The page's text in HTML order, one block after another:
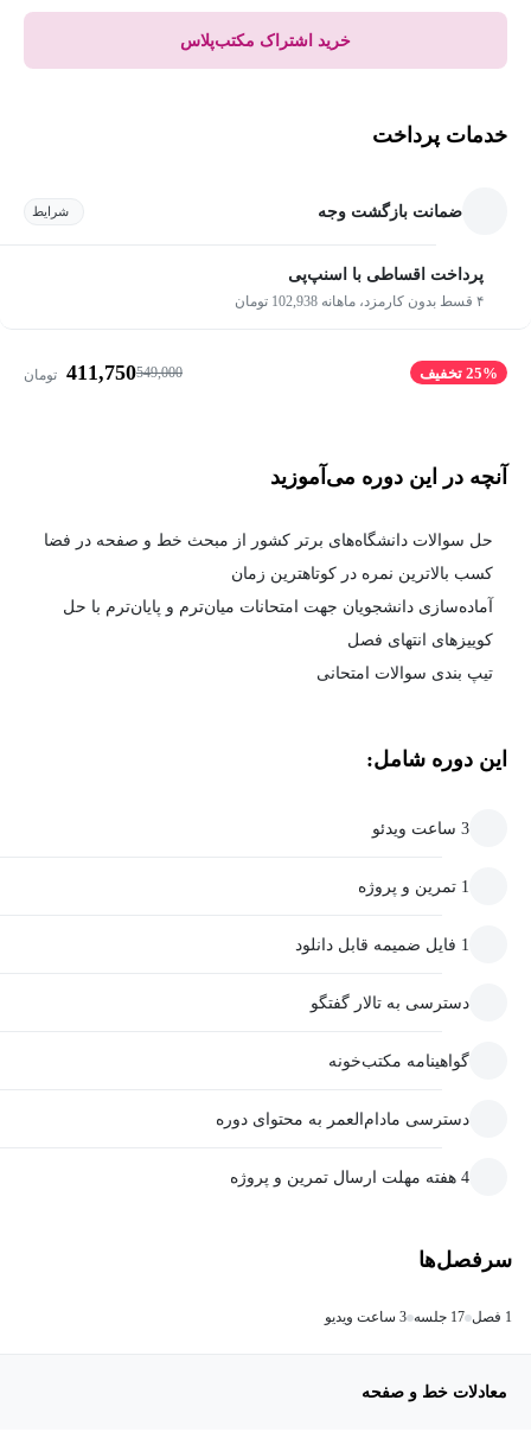
خرید اشتراک مکتب‌پلاس
خدمات پرداخت
ضمانت بازگشت وجه شرایط
پرداخت اقساطی با اسنپ‌پی
۴ قسط بدون کارمزد، ماهانه 102,938 تومان
25% تخفیف 549,000
411,750 تومان
آنچه در این دوره می‌آموزید
حل سوالات دانشگاه‌های برتر کشور از مبحث خط و صفحه در فضا
کسب بالاترین نمره در کوتاهترین زمان
آماده‌سازی دانشجویان جهت امتحانات میان‌ترم و پایان‌ترم با حل
کوییزهای انتهای فصل
تیپ بندی سوالات امتحانی
این دوره شامل:
3 ساعت ویدئو
1 تمرین و پروژه
1 فایل ضمیمه قابل دانلود
دسترسی به تالار گفتگو
گواهینامه مکتب‌خونه
دسترسی مادام‌العمر به محتوای دوره
4 هفته مهلت ارسال تمرین و پروژه
سرفصل‌ها
1 فصل 17 جلسه 3 ساعت ویدیو
معادلات خط و صفحه